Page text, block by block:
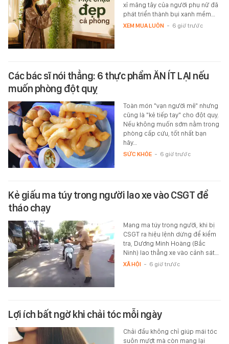
xỉ măng tây của người phụ nữ đã
phát triển thành bụi xanh mềm…
XEM MUA LUÔN - 6 giờ trước
Các bác sĩ nói thẳng: 6 thực phẩm ĂN ÍT LẠI nếu
muốn phòng đột quỵ
Toàn món "vạn người mê" nhưng
cũng là "kẻ tiếp tay" cho đột quỵ.
Nếu không muốn sớm nằm trong
phòng cấp cứu, tốt nhất bạn
hãy…
SỨC KHỎE - 6 giờ trước
Kẻ giấu ma túy trong người lao xe vào CSGT để
tháo chạy
Mang ma túy trong người, khi bị
CSGT ra hiệu lệnh dừng để kiểm
tra, Dương Minh Hoàng (Bắc
Ninh) lao thẳng xe vào cảnh sát…
XÃ HỘI - 6 giờ trước
Lợi ích bất ngờ khi chải tóc mỗi ngày
Chải đầu không chỉ giúp mái tóc
suôn mượt mà còn mang lại